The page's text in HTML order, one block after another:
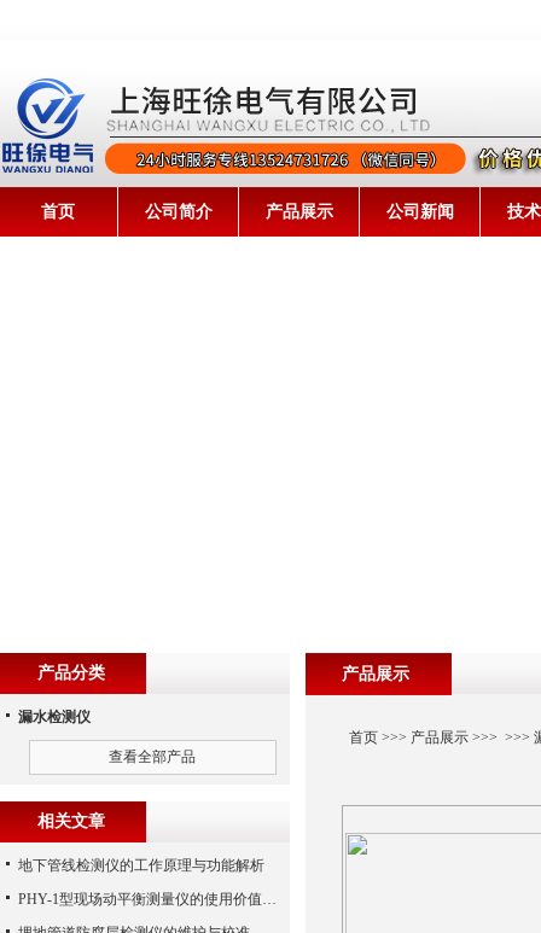
首页 公司简介 产品展示 公司新闻 技
产品展示
首页>>> 产品展示>>> >>>
产品分类
漏水检测仪
查看全部产品
相关文章
地下管线检测仪的工作原理与功能解析
PHY-1型现场动平衡测量仪的使用价值需求分析